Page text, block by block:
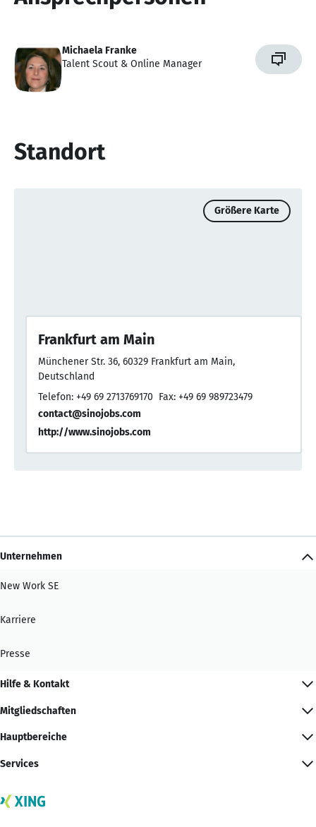
Michaela Franke
Talent Scout & Online Manager
Standort
Größere Karte
Frankfurt am Main
Münchener Str. 36, 60329 Frankfurt am Main,
Deutschland
Telefon: +49 69 2713769170 Fax: +49 69 989723479
contact@sinojobs.com
http://www.sinojobs.com
Unternehmen
New Work SE
Karriere
Presse
Hilfe & Kontakt
Mitgliedschaften
Hauptbereiche
Services